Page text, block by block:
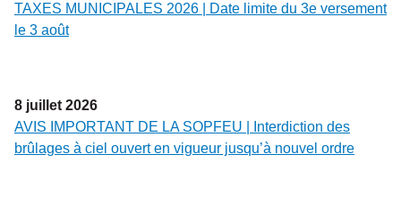
TAXES MUNICIPALES 2026 | Date limite du 3e versement
le 3 août
8 juillet 2026
AVIS IMPORTANT DE LA SOPFEU | Interdiction des
brûlages à ciel ouvert en vigueur jusqu’à nouvel ordre